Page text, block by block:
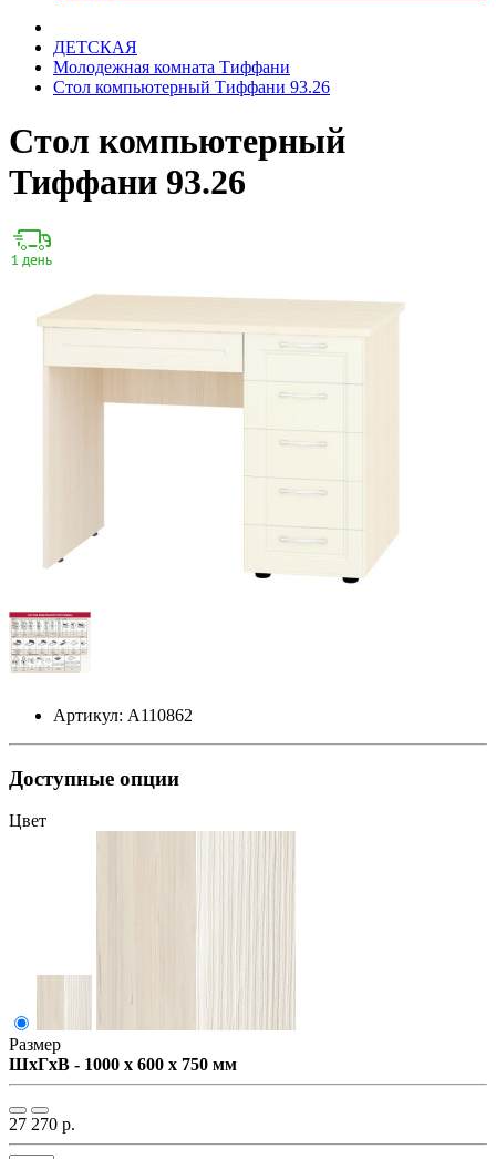
ДЕТСКАЯ
Молодежная комната Тиффани
Стол компьютерный Тиффани 93.26
Стол компьютерный
Тиффани 93.26
Артикул: А110862
Доступные опции
Цвет
Размер
ШxГxВ - 1000 x 600 x 750 мм
27 270 р.